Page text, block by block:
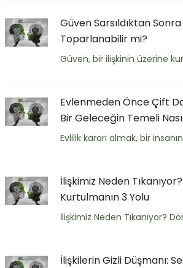
Güven Sarsıldıktan
Toparlanabilir mi?
Güven, bir ilişkinin üzerine
Evlenmeden Önce Çift
Bir Geleceğin Temeli
Evlilik kararı almak, bir
İlişkimiz Neden
Kurtulmanın 3 Yolu
İlişkimiz Neden Tıkanıyor?
İlişkilerin Gizli Düşmanı: